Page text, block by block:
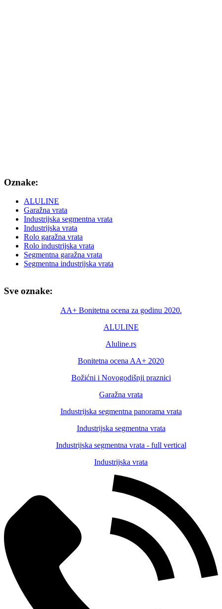
Oznake:
ALULINE
Garažna vrata
Industrijska segmentna vrata
Industrijska vrata
Rolo garažna vrata
Rolo industrijska vrata
Segmentna garažna vrata
Segmentna industrijska vrata
Sve oznake:
AA+ Bonitetna ocena za godinu 2020.
ALULINE
Aluline.rs
Bonitetna ocena AA+ 2020
Božićni i Novogodišnji praznici
Garažna vrata
Industrijska segmentna panorama vrata
Industrijska segmentna vrata
Industrijska segmentna vrata - full vertical
Industrijska vrata